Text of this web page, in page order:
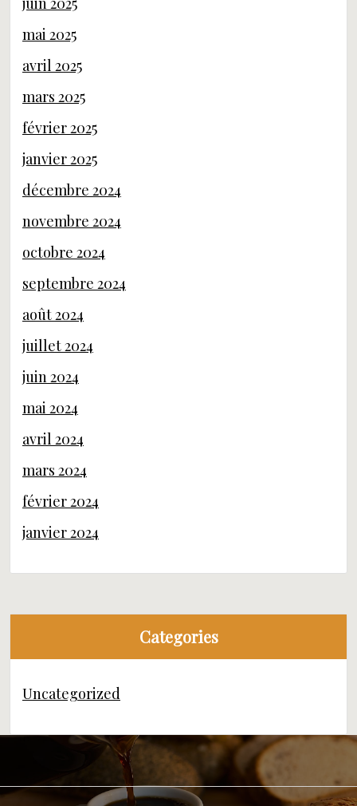
mai 2025
avril 2025
mars 2025
février 2025
janvier 2025
décembre 2024
novembre 2024
octobre 2024
septembre 2024
août 2024
juillet 2024
juin 2024
mai 2024
avril 2024
mars 2024
février 2024
janvier 2024
Categories
Uncategorized